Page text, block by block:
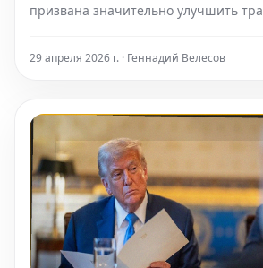
призвана значительно улучшить
глава города рассказал 29 апреля.
29 апреля 2026 г. · Геннадий Велесов